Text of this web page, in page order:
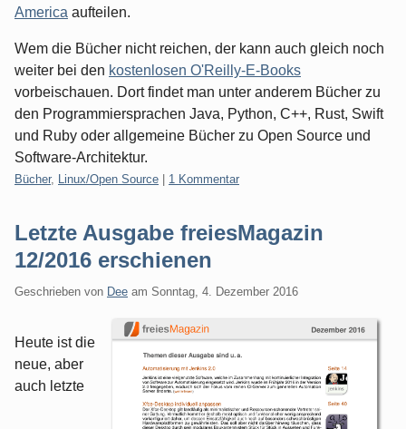
America aufteilen.
Wem die Bücher nicht reichen, der kann auch gleich noch
weiter bei den kostenlosen O'Reilly-E-Books
vorbeischauen. Dort findet man unter anderem Bücher zu
den Programmiersprachen Java, Python, C++, Rust, Swift
und Ruby oder allgemeine Bücher zu Open Source und
Software-Architektur.
Kategorien:
Bücher, Linux/Open Source 1 Kommentar
Letzte Ausgabe freiesMagazin
12/2016 erschienen
Geschrieben von Dee am Sonntag, 4. Dezember 2016
Heute ist die
neue, aber
auch letzte